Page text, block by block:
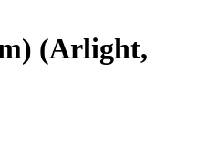
(Arlight,